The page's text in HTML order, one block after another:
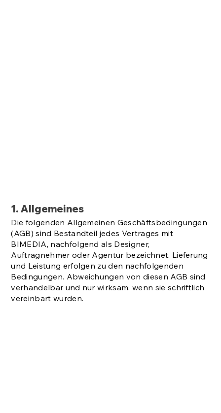
1. Allgemeines
Die folgenden Allgemeinen Geschäftsbedingungen
(AGB) sind Bestandteil jedes Vertrages mit
BIMEDIA, nachfolgend als Designer,
Auftragnehmer oder Agentur bezeichnet. Lieferung
und Leistung erfolgen zu den nachfolgenden
Bedingungen. Abweichungen von diesen AGB sind
verhandelbar und nur wirksam, wenn sie schriftlich
vereinbart wurden.